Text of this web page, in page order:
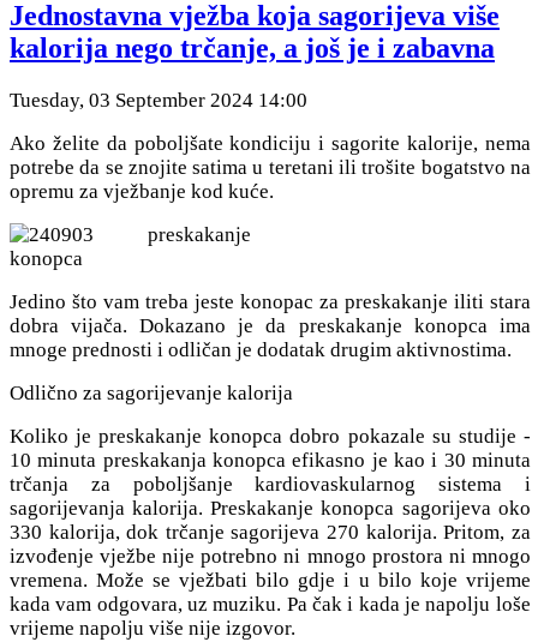
Jednostavna vježba koja sagorijeva više
kalorija nego trčanje, a još je i zabavna
Tuesday, 03 September 2024 14:00
Ako želite da poboljšate kondiciju i sagorite kalorije, nema
potrebe da se znojite satima u teretani ili trošite bogatstvo na
opremu za vježbanje kod kuće.
Jedino što vam treba jeste konopac za preskakanje iliti stara
dobra vijača. Dokazano je da preskakanje konopca ima
mnoge prednosti i odličan je dodatak drugim aktivnostima.
Odlično za sagorijevanje kalorija
Koliko je preskakanje konopca dobro pokazale su studije -
10 minuta preskakanja konopca efikasno je kao i 30 minuta
trčanja za poboljšanje kardiovaskularnog sistema i
sagorijevanja kalorija. Preskakanje konopca sagorijeva oko
330 kalorija, dok trčanje sagorijeva 270 kalorija. Pritom, za
izvođenje vježbe nije potrebno ni mnogo prostora ni mnogo
vremena. Može se vježbati bilo gdje i u bilo koje vrijeme
kada vam odgovara, uz muziku. Pa čak i kada je napolju loše
vrijeme napolju više nije izgovor.